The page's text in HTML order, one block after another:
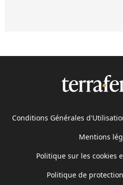
Conditions Générales
Mentions
Politique sur les cookies
Politique de